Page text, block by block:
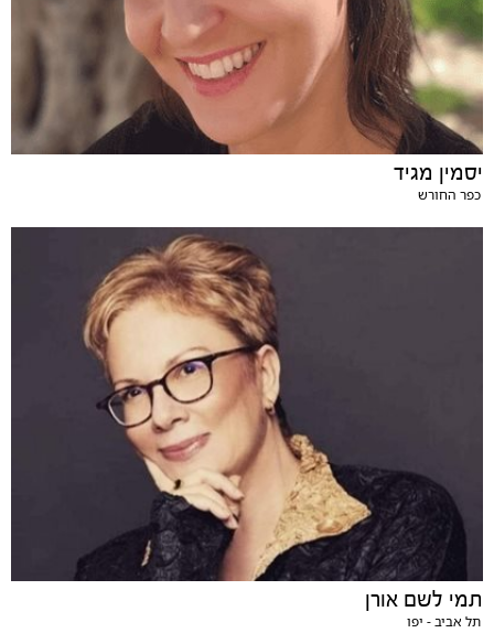
יסמין מגיד
כפר החורש
תמי לשם אורן
תל אביב - יפו